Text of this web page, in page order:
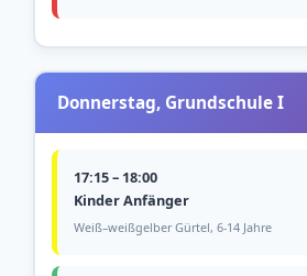
Donnerstag, Grundschule I
17:15 – 18:00
Kinder Anfänger
Weiß–weißgelber Gürtel, 6-14 Jahre